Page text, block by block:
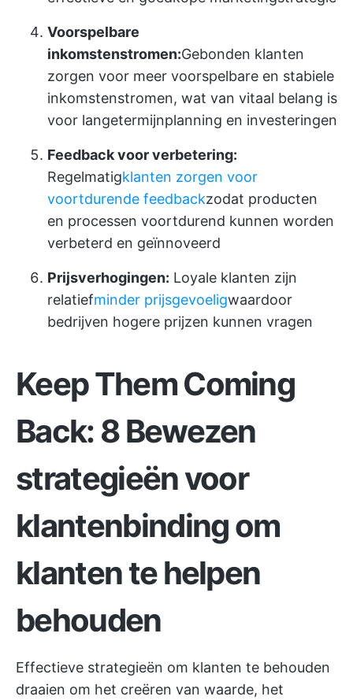
Voorspelbare
inkomstenstromen:Gebonden klanten
zorgen voor meer voorspelbare en stabiele
inkomstenstromen, wat van vitaal belang is
voor langetermijnplanning en investeringen
Feedback voor verbetering:
Regelmatigklanten zorgen voor
voortdurende feedbackzodat producten
en processen voortdurend kunnen worden
verbeterd en geïnnoveerd
Prijsverhogingen: Loyale klanten zijn
relatiefminder prijsgevoeligwaardoor
bedrijven hogere prijzen kunnen vragen
Keep Them Coming
Back: 8 Bewezen
strategieën voor
klantenbinding om
klanten te helpen
behouden
Effectieve strategieën om klanten te behouden
draaien om het creëren van waarde, het